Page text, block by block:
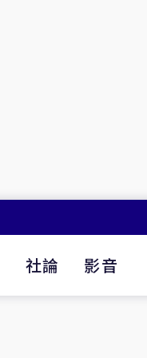
社論 影音